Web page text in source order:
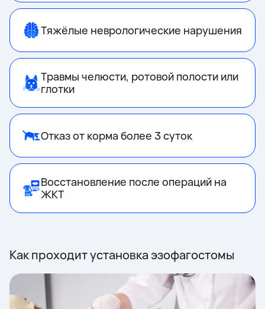
Тяжёлые неврологические нарушения
Травмы челюсти, ротовой полости или
глотки
Отказ от корма более 3 суток
Восстановление после операций на
ЖКТ
Как проходит установка эзофагостомы